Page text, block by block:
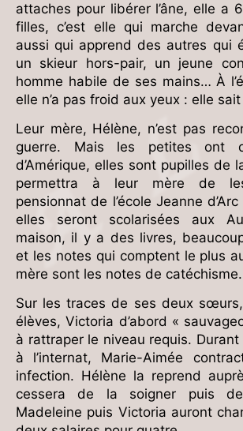
attaches pour libérer l’âne, elle a
filles, c’est elle qui marche
aussi qui apprend des autres qui
un skieur hors-pair, un jeune
homme habile de ses mains… À
elle n’a pas froid aux yeux : elle
Leur mère, Hélène, n’est pas
guerre. Mais les petites ont
d’Amérique, elles sont pupilles de
permettra à leur mère de
pensionnat de l’école Jeanne
elles seront scolarisées aux
maison, il y a des livres,
et les notes qui comptent le plus
mère sont les notes de catéchisme.
Sur les traces de ses deux
élèves, Victoria d’abord «
à rattraper le niveau requis.
à l’internat, Marie-Aimée
infection. Hélène la reprend
cessera de la soigner puis
Madeleine puis Victoria auront